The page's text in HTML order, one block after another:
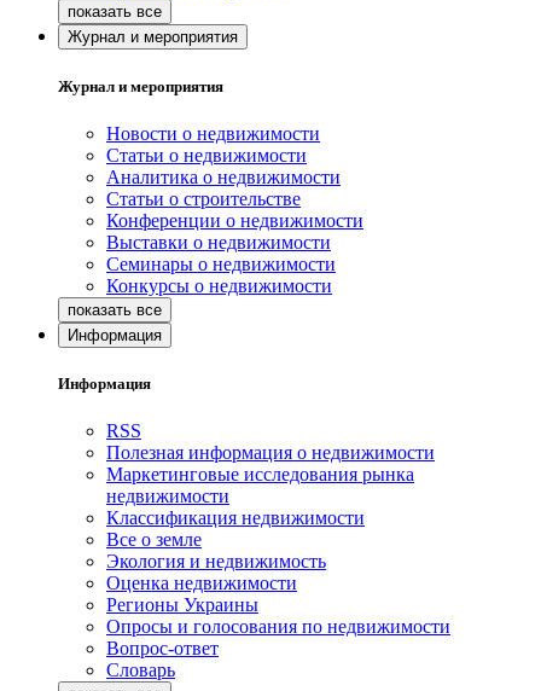
Журнал и мероприятия
Журнал и мероприятия
Новости о недвижимости
Статьи о недвижимости
Аналитика о недвижимости
Статьи о строительстве
Конференции о недвижимости
Выставки о недвижимости
Семинары о недвижимости
Конкурсы о недвижимости
Информация
Информация
RSS
Полезная информация о недвижимости
Маркетинговые исследования рынка
недвижимости
Классификация недвижимости
Все о земле
Экология и недвижимость
Оценка недвижимости
Регионы Украины
Опросы и голосования по недвижимости
Вопрос-ответ
Словарь